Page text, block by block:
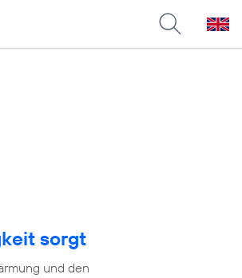
sorgt
und den